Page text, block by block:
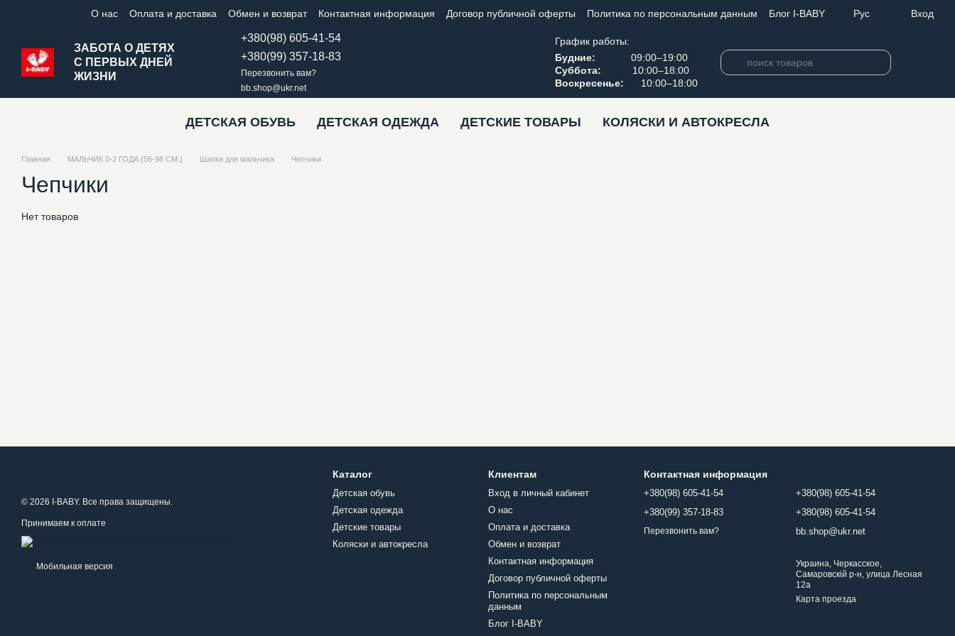
Перейти к основному контенту
О нас Оплата и доставка Обмен и возврат Контактная информация Договор публичной оферты Политика по персональным данным Блог I-BABY Рус Вход
ЗАБОТА О ДЕТЯХ
С ПЕРВЫХ ДНЕЙ
ЖИЗНИ
+380(98) 605-41-54
+380(99) 357-18-83
Перезвонить вам?
bb.shop@ukr.net
График работы:
Будние:
09:00–19:00
Суббота: 10:00–18:00
Воскресенье: 10:00–18:00
ДЕТСКАЯ ОБУВЬ ДЕТСКАЯ ОДЕЖДА ДЕТСКИЕ ТОВАРЫ КОЛЯСКИ И АВТОКРЕСЛА
Главная МАЛЬЧИК 0-2 ГОДА (56-98 СМ.) Шапки для мальчика Чепчики
Чепчики
Нет товаров
© 2026 I-BABY. Все права защищены.
Принимаем к оплате
Мобильная версия
Каталог
Детская обувь
Детская одежда
Детские товары
Коляски и автокресла
Клиентам
Вход в личный кабинет
О нас
Оплата и доставка
Обмен и возврат
Контактная информация
Договор публичной оферты
Политика по персональным
данным
Блог I-BABY
Контактная информация
+380(98) 605-41-54
+380(99) 357-18-83
Перезвонить вам?
+380(98) 605-41-54
+380(98) 605-41-54
bb.shop@ukr.net
Украина, Черкасское,
Самаровскій р-н, улица Лесная
12a
Карта проезда